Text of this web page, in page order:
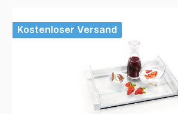
Kostenloser Versand